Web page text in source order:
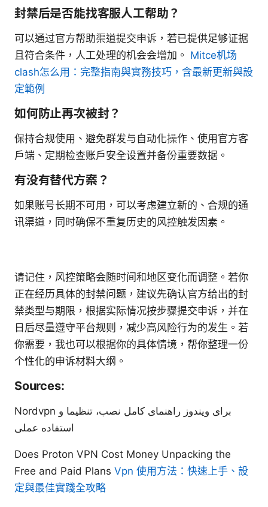
封禁后是否能找客服人工帮助？
可以通过官方帮助渠道提交申诉，若已提供足够证据
且符合条件，人工处理的机会会增加。 Mitce机场
clash怎么用：完整指南與實務技巧，含最新更新與設
定範例
如何防止再次被封？
保持合规使用、避免群发与自动化操作、使用官方客
户端、定期检查账户安全设置并备份重要数据。
有没有替代方案？
如果账号长期不可用，可以考虑建立新的、合规的通
讯渠道，同时确保不重复历史的风控触发因素。
请记住，风控策略会随时间和地区变化而调整。若你
正在经历具体的封禁问题，建议先确认官方给出的封
禁类型与期限，根据实际情况按步骤提交申诉，并在
日后尽量遵守平台规则，减少高风险行为的发生。若
你需要，我也可以根据你的具体情境，帮你整理一份
个性化的申诉材料大纲。
Sources:
Nordvpn برای ویندوز راهنمای کامل نصب، تنظیما و
استفاده عملی
Does Proton VPN Cost Money Unpacking the
Free and Paid Plans Vpn 使用方法：快速上手、設
定與最佳實踐全攻略